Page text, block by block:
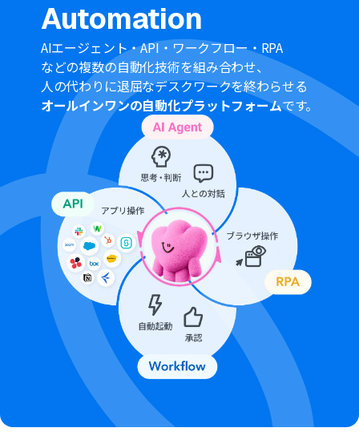
プランによって最短の起動間隔が異なりますので、ご注意
ください。
Automation
AIエージェント・API・ワークフロー・RPA
などの複数の自動化技術を組み合わせ、
人の代わりに退屈なデスクワークを終わらせる
オールインワンの自動化プラットフォームです。